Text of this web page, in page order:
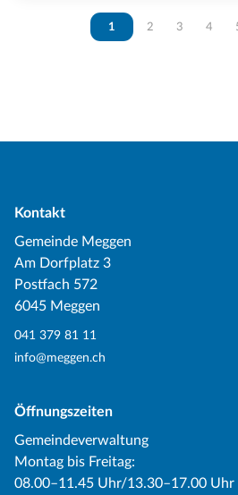
Vous êtes sur la page
1 Vous êtes sur la
2 Vous êtes
3 Vous
4
Kontakt
Gemeinde Meggen
Am Dorfplatz 3
Postfach 572
6045 Meggen
041 379 81 11
info@meggen.ch
Öffnungszeiten
Gemeindeverwaltung
Montag bis Freitag:
08.00–11.45 Uhr/13.30–17.00 Uhr